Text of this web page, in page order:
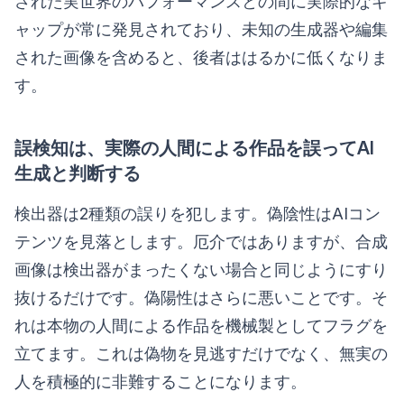
ャップが常に発見されており、未知の生成器や編集
された画像を含めると、後者ははるかに低くなりま
す。
誤検知は、実際の人間による作品を誤ってAI
生成と判断する
検出器は2種類の誤りを犯します。偽陰性はAIコン
テンツを見落とします。厄介ではありますが、合成
画像は検出器がまったくない場合と同じようにすり
抜けるだけです。偽陽性はさらに悪いことです。そ
れは本物の人間による作品を機械製としてフラグを
立てます。これは偽物を見逃すだけでなく、無実の
人を積極的に非難することになります。